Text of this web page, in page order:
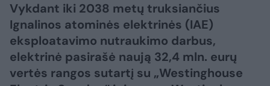
Vykdant iki 2038 metų truksiančius
Ignalinos atominės elektrinės (IAE)
eksploatavimo nutraukimo darbus,
elektrinė pasirašė naują 32,4 mln. eurų
vertės rangos sutartį su „Westinghouse